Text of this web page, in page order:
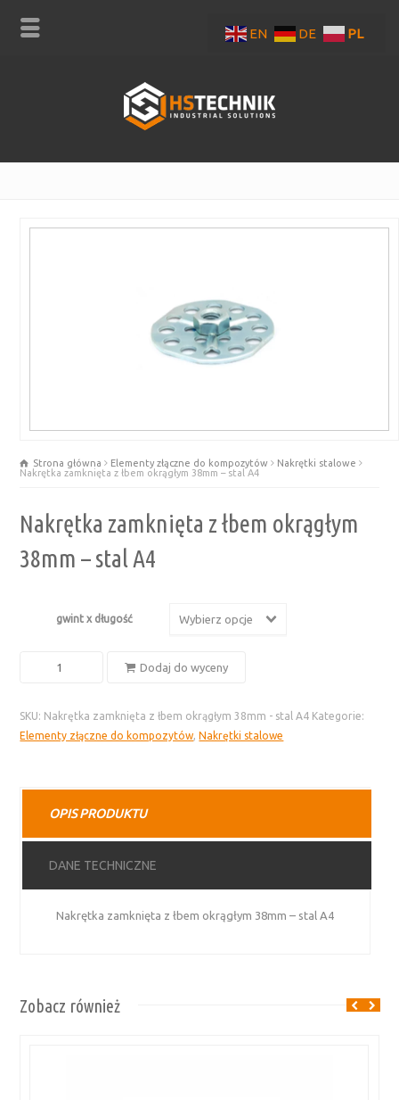
Strona główna Elementy złączne do kompozytów
Nakrętki stalowe
Nakrętka zamknięta z łbem okrągłym 38mm – stal A4
Nakrętka zamknięta z łbem okrągłym
38mm – stal A4
gwint x długość Wybierz opcje
z
łbem
A4
Dodaj do wyceny
SKU: Nakrętka zamknięta z łbem okrągłym 38mm - stal A4 Kategorie:
Elementy złączne do kompozytów,Nakrętki stalowe
OPIS PRODUKTU
DANE TECHNICZNE
Nakrętka zamknięta z łbem okrągłym 38mm – stal A4
Zobacz również
EN DE PL